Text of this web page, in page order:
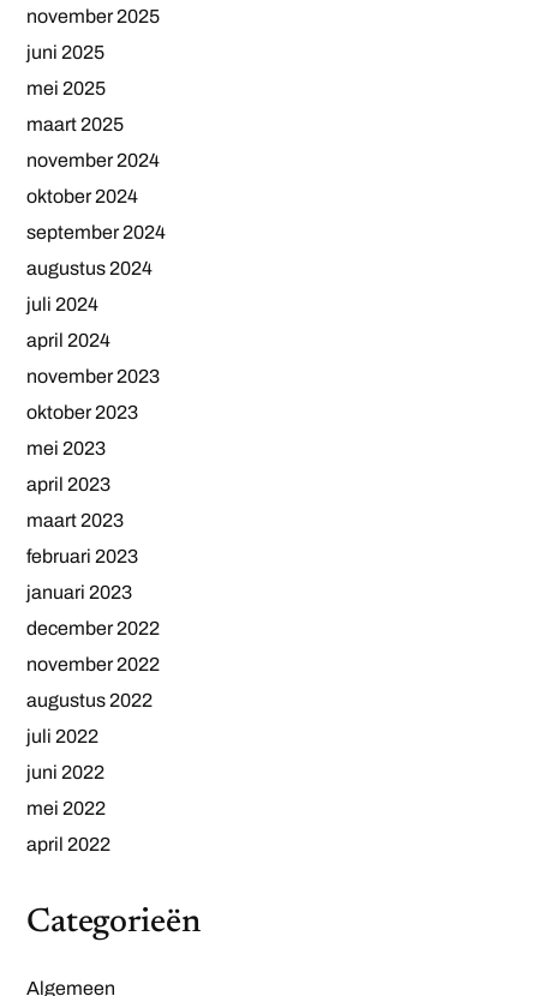
november 2025
juni 2025
mei 2025
maart 2025
november 2024
oktober 2024
september 2024
augustus 2024
juli 2024
april 2024
november 2023
oktober 2023
mei 2023
april 2023
maart 2023
februari 2023
januari 2023
december 2022
november 2022
augustus 2022
juli 2022
juni 2022
mei 2022
april 2022
Categorieën
Algemeen